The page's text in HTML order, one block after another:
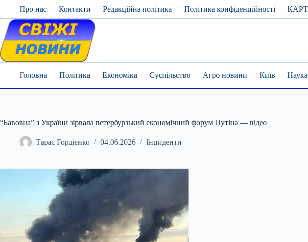
content
Про нас Контакти Редакційна політика Політика конфіденційності
Головна Політика Економіка Суспільство Агро новини Київ Наука
“Бавовна” з України зірвала петербурзький економічний форум Путіна — відео
Тарас Гордієнко 04.06.2026 Інциденти